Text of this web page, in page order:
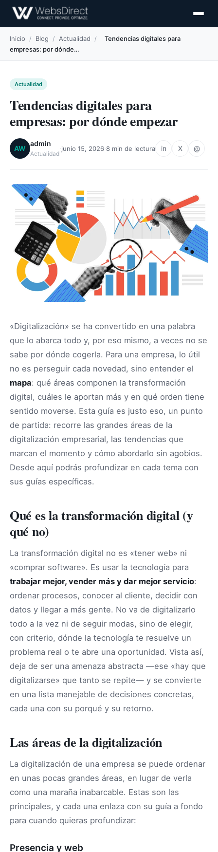
Inicio / Blog / Actualidad /
Tendencias digitales para
empresas: por dónde…
Actualidad
Tendencias digitales para
empresas: por dónde empezar
AW
admin
Actualidad
junio 15, 2026 8 min de lectura in X @
«Digitalización» se ha convertido en una palabra
que lo abarca todo y, por eso mismo, a veces no se
sabe por dónde cogerla. Para una empresa, lo útil
no es perseguir cada novedad, sino entender el
mapa: qué áreas componen la transformación
digital, cuáles le aportan más y en qué orden tiene
sentido moverse. Esta guía es justo eso, un punto
de partida: recorre las grandes áreas de la
digitalización empresarial, las tendencias que
marcan el momento y cómo abordarlo sin agobios.
Desde aquí podrás profundizar en cada tema con
sus guías específicas.
Qué es la transformación digital (y
qué no)
La transformación digital no es «tener web» ni
«comprar software». Es usar la tecnología para
trabajar mejor, vender más y dar mejor servicio:
ordenar procesos, conocer al cliente, decidir con
datos y llegar a más gente. No va de digitalizarlo
todo a la vez ni de seguir modas, sino de elegir,
con criterio, dónde la tecnología te resuelve un
problema real o te abre una oportunidad. Vista así,
deja de ser una amenaza abstracta —ese «hay que
digitalizarse» que tanto se repite— y se convierte
en una lista manejable de decisiones concretas,
cada una con su porqué y su retorno.
Las áreas de la digitalización
La digitalización de una empresa se puede ordenar
en unas pocas grandes áreas, en lugar de verla
como una maraña inabarcable. Estas son las
principales, y cada una enlaza con su guía a fondo
para cuando quieras profundizar:
Presencia y web